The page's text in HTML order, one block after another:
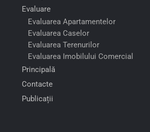
Evaluare
Evaluarea Apartamentelor
Evaluarea Caselor
Evaluarea Terenurilor
Evaluarea Imobilului Comercial
Principală
Contacte
Publicații